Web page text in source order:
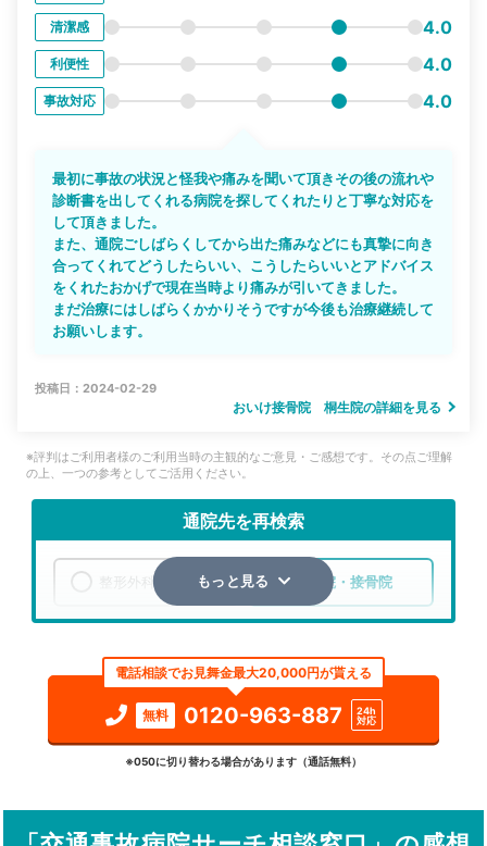
清潔感 4.0
利便性 4.0
事故対応 4.0
最初に事故の状況と怪我や痛みを聞いて頂きその後の流れや
診断書を出してくれる病院を探してくれたりと丁寧な対応を
して頂きました。
また、通院ごしばらくしてから出た痛みなどにも真摯に向き
合ってくれてどうしたらいい、こうしたらいいとアドバイス
をくれたおかげで現在当時より痛みが引いてきました。
まだ治療にはしばらくかかりそうですが今後も治療継続して
お願いします。
投稿日：2024-02-29
おいけ接骨院 桐生院の詳細を見る
※評判はご利用者様のご利用当時の主観的なご意見・ご感想です。その点ご理解
の上、一つの参考としてご活用ください。
通院先を再検索
整形外科 整骨院・接骨院
検索する
詳細条件で絞り込む
駅から探す 院名から探す
もっと見る
電話相談でお見舞金最大20,000円が貰える
無料 0120-963-887
24h
対応
※050に切り替わる場合があります（通話無料）